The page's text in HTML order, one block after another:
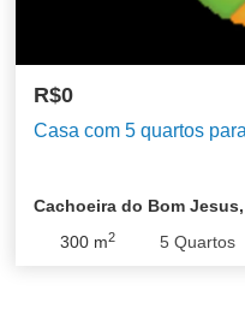
R$0
Casa com 5 quartos
Cachoeira do Bom
300 m2 5 Quartos